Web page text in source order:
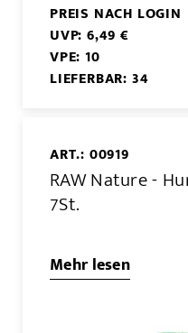
PREIS NACH LOGIN
UVP: 6,49 €
VPE: 10
LIEFERBAR: 34
ART.: 00919
RAW Nature -
7St.
Mehr lesen